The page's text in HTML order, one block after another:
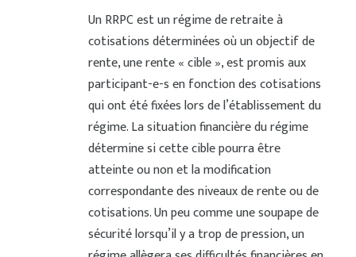
Un RRPC est un régime de retraite à
cotisations déterminées où un objectif de
rente, une rente « cible », est promis aux
participant-e-s en fonction des cotisations
qui ont été fixées lors de l’établissement du
régime. La situation financière du régime
détermine si cette cible pourra être
atteinte ou non et la modification
correspondante des niveaux de rente ou de
cotisations. Un peu comme une soupape de
sécurité lorsqu’il y a trop de pression, un